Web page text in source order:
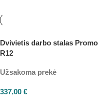
Dvivietis darbo stalas Promo
R12
Užsakoma prekė
337,00 €